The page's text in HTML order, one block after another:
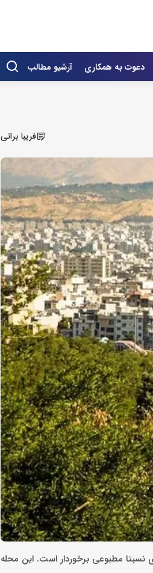
دعوت به همکاری آرشیو مطالب
فریبا براتی
نسبتا مطبوعی برخوردار است. این محله